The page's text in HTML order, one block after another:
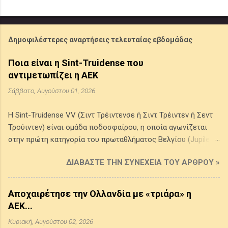
Δημοφιλέστερες αναρτήσεις τελευταίας εβδομάδας
Ποια είναι η Sint-Truidense που
αντιμετωπίζει η ΑΕΚ
Σάββατο, Αυγούστου 01, 2026
Η Sint-Truidense VV (Σιντ Τρέιντενσε ή Σιντ Τρέιντεν ή Σεντ
Τρούιντεν) είναι ομάδα ποδοσφαίρου, η οποία αγωνίζεται
στην πρώτη κατηγορία του πρωταθλήματος Βελγίου (Jupiler
επαρχία της Λιμβουργίας του Βελγίου, ιδρύθηκε το 1924 από
την ένωση δύο τοπικών συλλόγων της πόλης και τα χρώματά
της είναι το κίτρινο και το μπλε. Έχει κατακτήσει ένα League
Cup Βελγίου (1998-1999) και τέσσερα πρωταθλήμα Β' Εθνικής
δύο φορές (1970-1971, 2002-2003) στον τελικό του
ΔΙΑΒΆΣΤΕ ΤΗΝ ΣΥΝΈΧΕΙΑ ΤΟΥ ΆΡΘΡΟΥ »
Αποχαιρέτησε την Ολλανδία με «τριάρα» η
ΑΕΚ...
Κυριακή, Αυγούστου 02, 2026